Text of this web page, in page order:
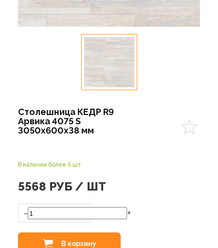
Столешница КЕДР R9
Арвика 4075 S
3050х600х38 мм
В наличии более 5 шт.
5568 РУБ / ШТ
- +
В корзину